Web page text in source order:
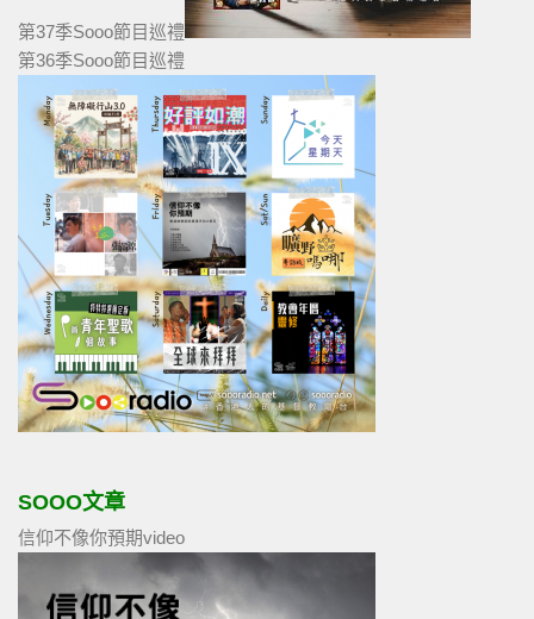
第37季Sooo節目巡禮
第36季Sooo節目巡禮
SOOO文章
信仰不像你預期video